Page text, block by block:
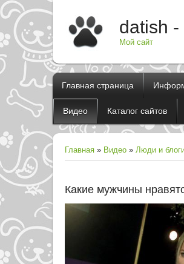
datish -
Мой сайт
Главная страница
Видео Каталог сайтов
Главная » Видео » Люди и
Какие мужчины